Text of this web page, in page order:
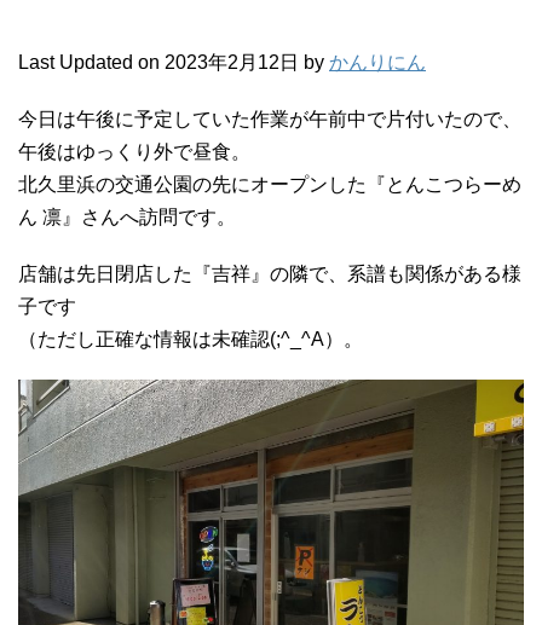
Last Updated on 2023年2月12日 by かんりにん
今日は午後に予定していた作業が午前中で片付いたので、
午後はゆっくり外で昼食。
北久里浜の交通公園の先にオープンした『とんこつらーめ
ん 凛』さんへ訪問です。
店舗は先日閉店した『吉祥』の隣で、系譜も関係がある様
子です
（ただし正確な情報は未確認(;^_^A）。